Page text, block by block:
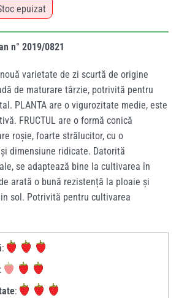
epuizat
n° 2019/0821
varietate de zi scurtă de origine
de maturare târzie, potrivită pentru
PLANTA are o vigurozitate medie, este
FRUCTUL are o formă conică
roșie, foarte strălucitor, cu o
dimensiune ridicate. Datorită
se adaptează bine la cultivarea în
arată o bună rezistență la ploaie și
sol. Potrivită pentru cultivarea
:
:
: